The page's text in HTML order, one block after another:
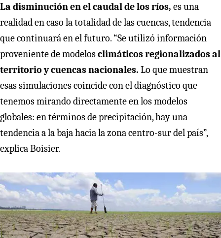
La disminución en el caudal de los ríos, es una
realidad en caso la totalidad de las cuencas, tendencia
que continuará en el futuro. “Se utilizó información
proveniente de modelosclimáticos regionalizados al
territorio y cuencas nacionales. Lo que muestran
esas simulaciones coincide con el diagnóstico que
tenemos mirando directamente en los modelos
globales: en términos de precipitación, hay una
tendencia a la baja hacia la zona centro-sur del país”,
explica Boisier.